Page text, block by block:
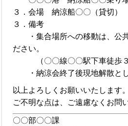
３．会場 納涼船〇〇（貸切）
３．備考
・集合場所への移動は、公共
ださい。
（〇〇線〇〇駅下車徒歩３
・納涼会終了後現地解散とし
以上よろしくお願いいたします。
ご不明な点は、ご遠慮なくお問
〇〇部〇〇課